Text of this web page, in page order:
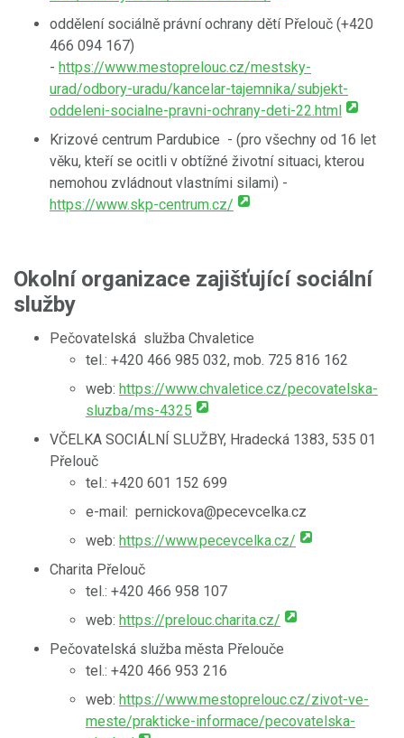
oddělení sociálně právní ochrany dětí Přelouč (+420
466 094 167)
- https://www.mestoprelouc.cz/mestsky-
urad/odbory-uradu/kancelar-tajemnika/subjekt-
oddeleni-socialne-pravni-ochrany-deti-22.html
Krizové centrum Pardubice - (pro všechny od 16 let
věku, kteří se ocitli v obtížné životní situaci, kterou
nemohou zvládnout vlastními silami) -
https://www.skp-centrum.cz/
Okolní organizace zajišťující sociální
služby
Pečovatelská služba Chvaletice
tel.: +420 466 985 032, mob. 725 816 162
web: https://www.chvaletice.cz/pecovatelska-
sluzba/ms-4325
VČELKA SOCIÁLNÍ SLUŽBY, Hradecká 1383, 535 01
Přelouč
tel.: +420 601 152 699
e-mail: pernickova@pecevcelka.cz
web: https://www.pecevcelka.cz/
Charita Přelouč
tel.: +420 466 958 107
web: https://prelouc.charita.cz/
Pečovatelská služba města Přelouče
tel.: +420 466 953 216
web: https://www.mestoprelouc.cz/zivot-ve-
meste/prakticke-informace/pecovatelska-